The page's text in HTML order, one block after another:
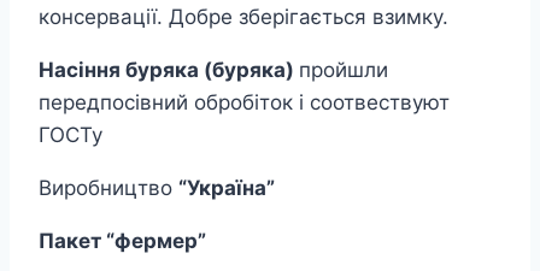
консервації. Добре зберігається взимку.
Насіння буряка (буряка) пройшли
передпосівний обробіток і соотвествуют
ГОСТу
Виробництво “Україна”
Пакет “фермер”